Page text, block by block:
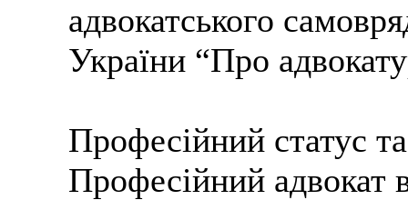
адвокатського
України “Про
Професійний статус
Професійний адвокат